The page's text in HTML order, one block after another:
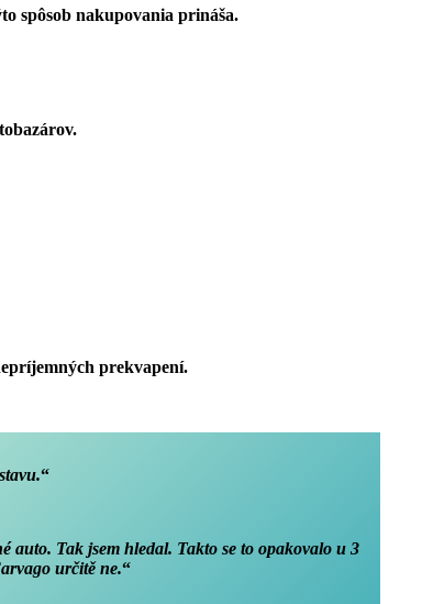
spôsob nakupovania prináša.
prekvapení.
“
auto. Tak jsem hledal. Takto se to opakovalo u 3
určitě ne.“